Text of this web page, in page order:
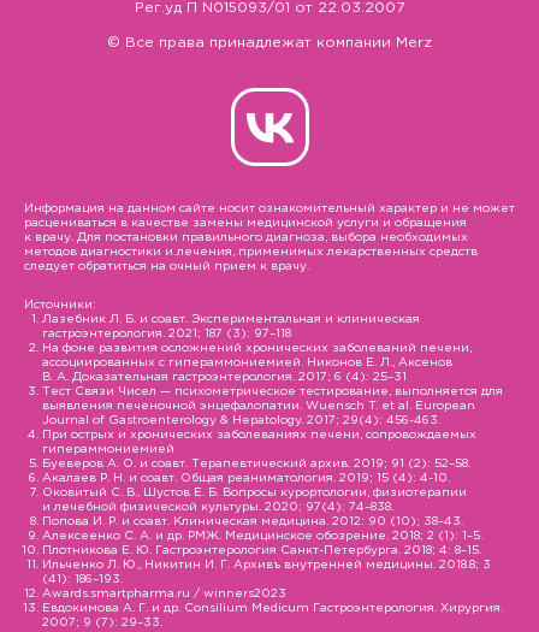
Рег.уд П N015093/01 от 22.03.2007
© Все права принадлежат компании Merz
Информация на данном сайте носит ознакомительный характер и не может
расцениваться в качестве замены медицинской услуги и обращения
к врачу. Для постановки правильного диагноза, выбора необходимых
методов диагностики и лечения, применимых лекарственных средств
следует обратиться на очный прием к врачу.
Источники:
Лазебник Л. Б. и соавт. Экспериментальная и клиническая
гастроэнтерология. 2021; 187 (3): 97–118
На фоне развития осложнений хронических заболеваний печени,
ассоциированных с гипераммониемией. Никонов Е. Л., Аксенов
В. А. Доказательная гастроэнтерология. 2017; 6 (4): 25–31
Тест Связи Чисел — психометрическое тестирование, выполняется для
выявления печеночной энцефалопатии. Wuensch T. et al. European
Journal of Gastroenterology & Hepatology. 2017; 29(4): 456-463.
При острых и хронических заболеваниях печени, сопровождаемых
гипераммониемией
Буеверов А. О. и соавт. Терапевтический архив. 2019; 91 (2): 52–58.
Акалаев Р. Н. и соавт. Общая реаниматология. 2019; 15 (4): 4-10.
Оковитый С. В., Шустов Е. Б. Вопросы курортологии, физиотерапии
и лечебной физической культуры. 2020; 97(4): 74–838.
Попова И. Р. и соавт. Клиническая медицина. 2012: 90 (10); 38–43.
Алексеенко С. А. и др. РМЖ. Медицинское обозрение. 2018; 2 (1): 1–5.
Плотникова Е. Ю. Гастроэнтерология Санкт-Петербурга. 2018; 4: 8–15.
Ильченко Л. Ю., Никитин И. Г. Архивъ внутренней медицины. 2018.8; 3
(41): 186–193.
Awards.smartpharma.ru / winners2023
Евдокимова А. Г. и др. Consilium Medicum Гастроэнтерология. Хирургия.
2007; 9 (7): 29–33.